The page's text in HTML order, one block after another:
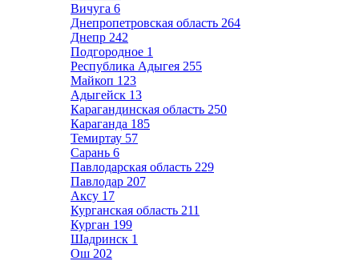
Вичуга 6
Днепропетровская область 264
Днепр 242
Подгородное 1
Республика Адыгея 255
Майкоп 123
Адыгейск 13
Карагандинская область 250
Караганда 185
Темиртау 57
Сарань 6
Павлодарская область 229
Павлодар 207
Аксу 17
Курганская область 211
Курган 199
Шадринск 1
Ош 202